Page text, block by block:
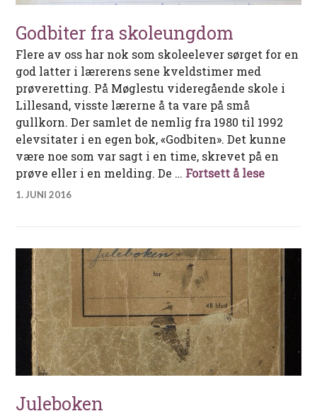
Godbiter fra skoleungdom
Flere av oss har nok som skoleelever sørget for en
god latter i lærerens sene kveldstimer med
prøveretting. På Møglestu videregående skole i
Lillesand, visste lærerne å ta vare på små
gullkorn. Der samlet de nemlig fra 1980 til 1992
elevsitater i en egen bok, «Godbiten». Det kunne
være noe som var sagt i en time, skrevet på en
prøve eller i en melding. De … Fortsett å leseGodbiter
1. JUNI 2016
Juleboken